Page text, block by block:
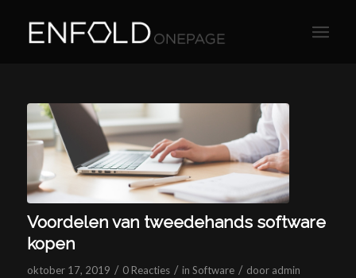
Voordelen van tweedehands software
kopen
oktober 17, 2019 / 0 Reacties / in Software / door admin